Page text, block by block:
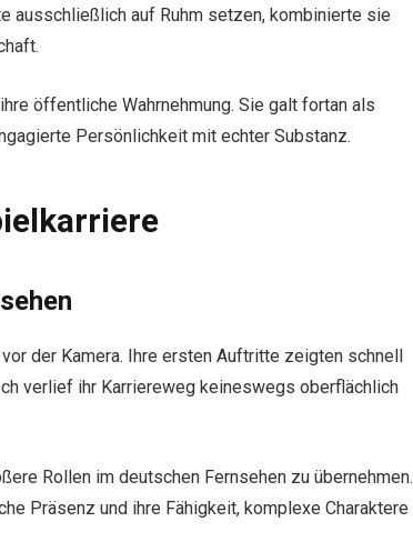
ausschließlich auf Ruhm setzen, kombinierte sie
öffentliche Wahrnehmung. Sie galt fortan als
Persönlichkeit mit echter Substanz.
der Kamera. Ihre ersten Auftritte zeigten schnell
verlief ihr Karriereweg keineswegs oberflächlich
Rollen im deutschen Fernsehen zu übernehmen.
Präsenz und ihre Fähigkeit, komplexe Charaktere